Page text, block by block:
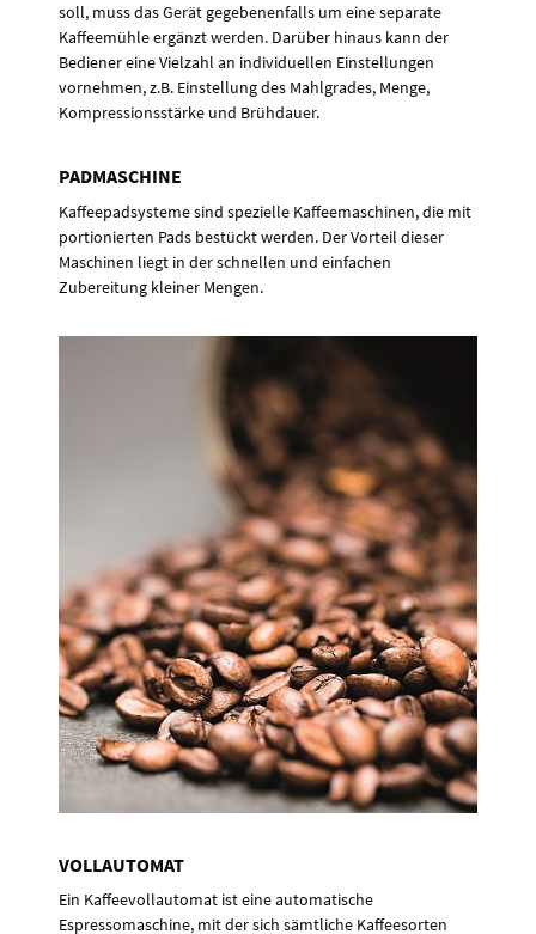
soll, muss das Gerät gegebenenfalls um eine separate
Kaffeemühle ergänzt werden. Darüber hinaus kann der
Bediener eine Vielzahl an individuellen Einstellungen
vornehmen, z.B. Einstellung des Mahlgrades, Menge,
Kompressionsstärke und Brühdauer.
PADMASCHINE
Kaffeepadsysteme sind spezielle Kaffeemaschinen, die mit
portionierten Pads bestückt werden. Der Vorteil dieser
Maschinen liegt in der schnellen und einfachen
Zubereitung kleiner Mengen.
VOLLAUTOMAT
Ein Kaffeevollautomat ist eine automatische
Espressomaschine, mit der sich sämtliche Kaffeesorten